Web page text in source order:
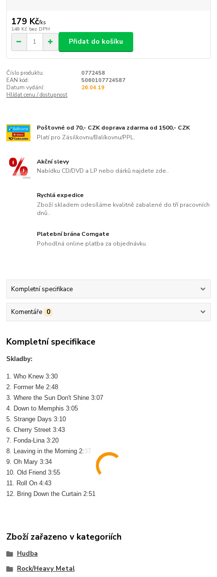
179 Kč/ks
148 Kč bez DPH
Přidat do košíku
Číslo produktu:
0772458
EAN kód:
5060107724587
Datum vydání:
26.04.19
Hlídat cenu / dostupnost
Poštovné od 70,- CZK doprava zdarma od 1500,- CZK
Platí pro Zásilkovnu/Balíkovnu/PPL.
Akční slevy
Nabídku CD/DVD a LP nebo dárků najdete zde..
Rychlá expedice
Zboží skladem odesíláme kvalitně zabalené do tří pracovních
dnů..
Platební brána Comgate
Pohodlná online platba za objednávku.
Kompletní specifikace
Komentáře 0
Kompletní specifikace
Skladby:
1. Who Knew 3:30
2. Former Me 2:48
3. Where the Sun Don't Shine 3:07
4. Down to Memphis 3:05
5. Strange Days 3:10
6. Cherry Street 3:43
7. Fonda-Lina 3:20
8. Leaving in the Morning 2:37
9. Oh Mary 3:34
10. Old Friend 3:55
11. Roll On 4:43
12. Bring Down the Curtain 2:51
Zboží zařazeno v kategoriích
Hudba
Rock/Heavy Metal